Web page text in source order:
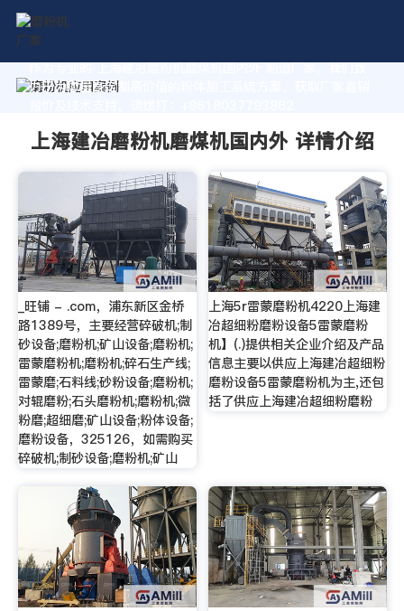
作为专业的 上海建冶磨粉机磨煤机国内外 制造厂家，我们致
力于为您量身定制高价值的粉体加工系统方案。获取厂家直销
上海建冶磨粉机磨煤机国内外 详情介绍
_旺铺 - .com，浦东新区金桥
路1389号，主要经营碎破机;制
砂设备;磨粉机;矿山设备;磨粉机;
雷蒙磨粉机;磨粉机;碎石生产线;
雷蒙磨;石料线;砂粉设备;磨粉机;
对辊磨粉;石头磨粉机;磨粉机;微
粉磨;超细磨;矿山设备;粉体设备;
磨粉设备，325126，如需购买
碎破机;制砂设备;磨粉机;矿山
上海5r雷蒙磨粉机4220上海建
冶超细粉磨粉设备5雷蒙磨粉
机】(.)提供相关企业介绍及产品
信息主要以供应上海建冶超细粉
磨粉设备5雷蒙磨粉机为主,还包
括了供应上海建冶超细粉磨粉